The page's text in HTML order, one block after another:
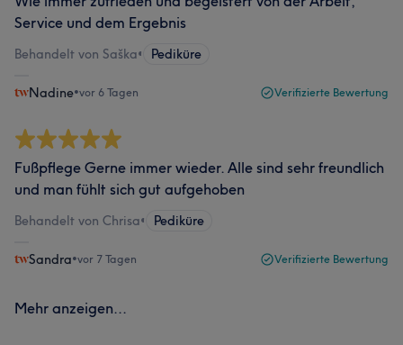
Service und dem Ergebnis
Behandelt von Saška• Pediküre
Nadine•vor 6 Tagen Verifizierte Bewertung
Fußpflege Gerne immer wieder. Alle sind sehr freundlich
und man fühlt sich gut aufgehoben
Behandelt von Chrisa• Pediküre
Sandra•vor 7 Tagen Verifizierte Bewertung
Mehr anzeigen...